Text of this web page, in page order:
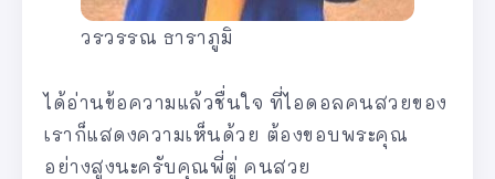
วรวรรณ ธาราภูมิ
ได้อ่านข้อความแล้วชื่นใจ ที่ไอดอลคนสวยของ
เราก็แสดงความเห็นด้วย ต้องขอบพระคุณ
อย่างสูงนะครับคุณพี่ตู่ คนสวย